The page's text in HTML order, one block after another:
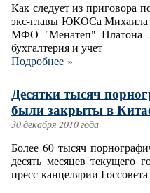
Как следует из приговора
экс-главы ЮКОСа Михаила
МФО "Менатеп" Платона
бухгалтерия и учет
Подробнее »
Десятки тысяч
были закрыты в
30 декабря 2010 года
Более 60 тысяч
десять месяцев текущего
пресс-канцелярии